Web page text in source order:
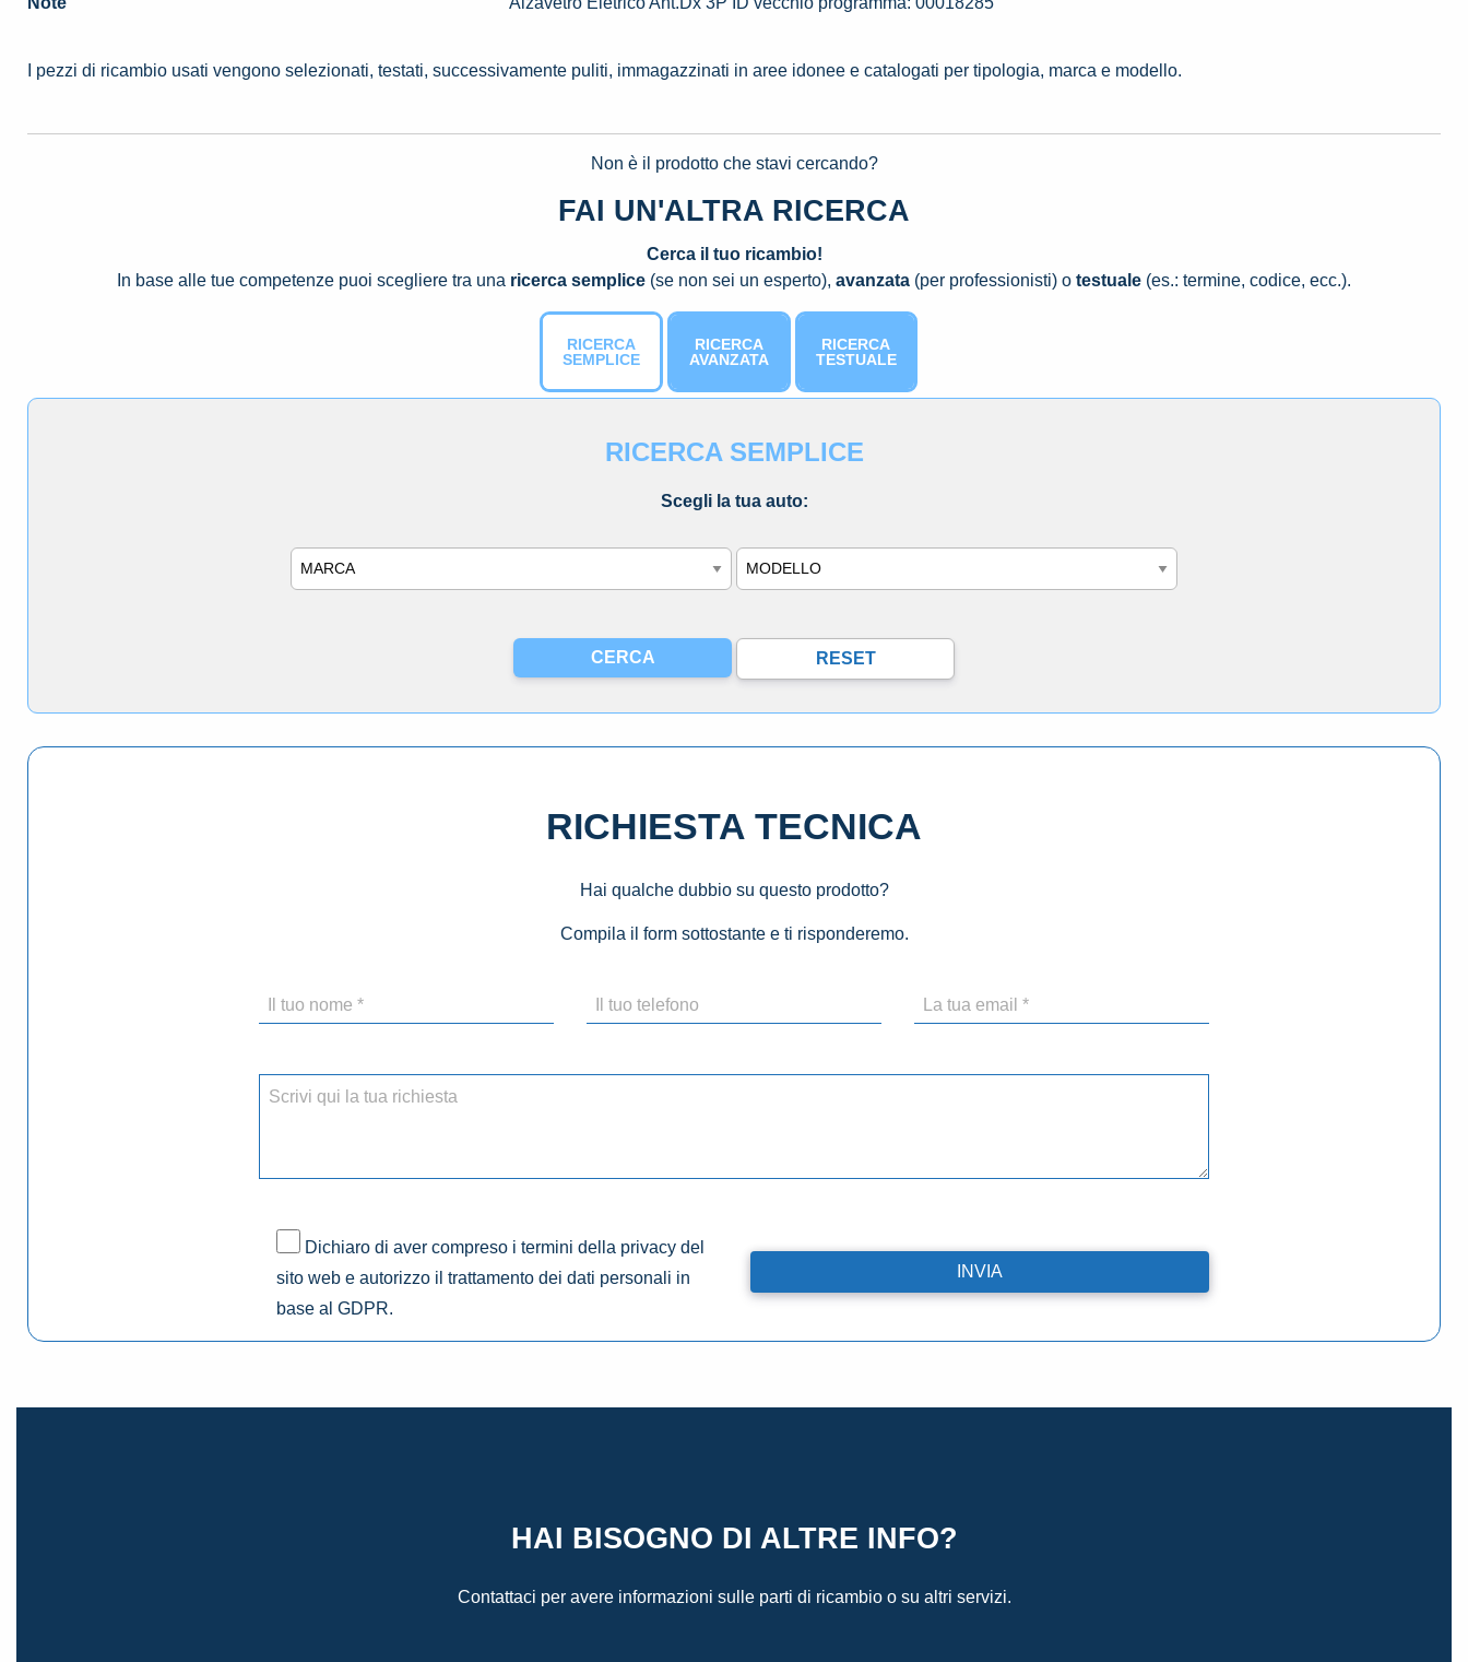
I pezzi di ricambio usati vengono selezionati, testati, successivamente puliti, immagazzinati in aree idonee e catalogati per tipologia, marca e modello.
Non è il prodotto che stavi cercando?
FAI UN'ALTRA RICERCA
Cerca il tuo ricambio!
In base alle tue competenze puoi scegliere tra una ricerca semplice (se non sei un esperto), avanzata (per professionisti) o testuale (es.: termine, codice, ecc.).
RICERCA
SEMPLICE
RICERCA
AVANZATA
RICERCA
TESTUALE
RICERCA SEMPLICE
Scegli la tua auto:
Marca Modello
RICHIESTA TECNICA
Hai qualche dubbio su questo prodotto?
Compila il form sottostante e ti risponderemo.
Dichiaro di aver compreso i termini della privacy del
sito web e autorizzo il trattamento dei dati personali in
base al GDPR.
HAI BISOGNO DI ALTRE INFO?
Contattaci per avere informazioni sulle parti di ricambio o su altri servizi.